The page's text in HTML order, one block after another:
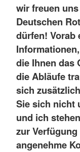
wir freuen
Deutschen
dürfen! Vorab
die Ihnen das
die Abläufe
sich
Sie sich nicht
und ich
zur
angenehme